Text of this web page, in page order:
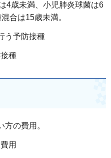
4歳未満、小児肺炎球菌は6
合は15歳未満。
う予防接種
種
方の費用。
用